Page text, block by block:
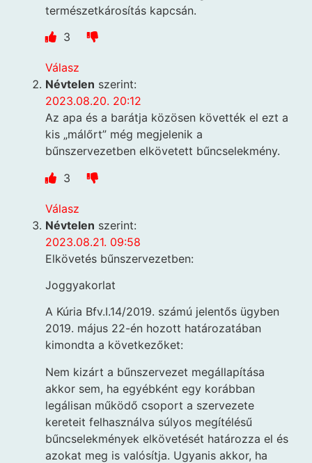
természetkárosítás kapcsán.
3
Válasz
Névtelen szerint:
2023.08.20. 20:12
Az apa és a barátja közösen követték el ezt a
kis „málőrt” még megjelenik a
bűnszervezetben elkövetett bűncselekmény.
3
Válasz
Névtelen szerint:
2023.08.21. 09:58
Elkövetés bűnszervezetben:
Joggyakorlat
A Kúria Bfv.I.14/2019. számú jelentős ügyben
2019. május 22-én hozott határozatában
kimondta a következőket:
Nem kizárt a bűnszervezet megállapítása
akkor sem, ha egyébként egy korábban
legálisan működő csoport a szervezete
kereteit felhasználva súlyos megítélésű
bűncselekmények elkövetését határozza el és
azokat meg is valósítja. Ugyanis akkor, ha